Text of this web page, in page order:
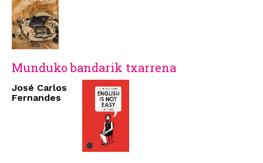
Munduko bandarik txarrena
José Carlos
Fernandes